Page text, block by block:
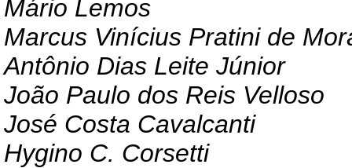
Mário Lemos
Marcus Vinícius Pratini de
Antônio Dias Leite Júnior
João Paulo dos Reis Velloso
José Costa Cavalcanti
Hygino C. Corsetti